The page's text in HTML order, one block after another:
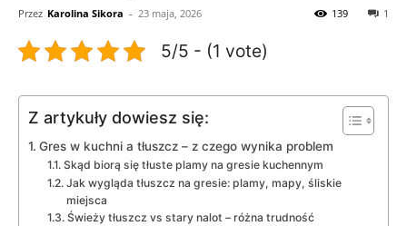
Przez Karolina Sikora - 23 maja, 2026 1
139
5/5 - (1 vote)
Z artykuły dowiesz się:
Gres w kuchni a tłuszcz – z czego wynika problem
Skąd biorą się tłuste plamy na gresie kuchennym
Jak wygląda tłuszcz na gresie: plamy, mapy, śliskie
miejsca
Świeży tłuszcz vs stary nalot – różna trudność